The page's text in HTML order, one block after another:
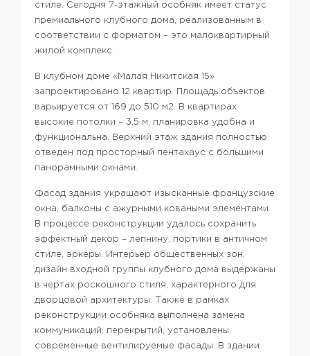
стиле. Сегодня 7-этажный особняк имеет статус
премиального клубного дома, реализованным в
соответствии с форматом – это малоквартирный
жилой комплекс.
В клубном доме «Малая Никитская 15»
запроектировано 12 квартир. Площадь объектов
варьируется от 169 до 510 м2. В квартирах
высокие потолки – 3,5 м, планировка удобна и
функциональна. Верхний этаж здания полностью
отведен под просторный пентахаус с большими
панорамными окнами.
Фасад здания украшают изысканные французские
окна, балконы с ажурными коваными элементами.
В процессе реконструкции удалось сохранить
эффектный декор – лепнину, портики в античном
стиле, эркеры. Интерьер общественных зон,
дизайн входной группы клубного дома выдержаны
в чертах роскошного стиля, характерного для
дворцовой архитектуры. Также в рамках
реконструкции особняка выполнена замена
коммуникаций, перекрытий, установлены
современные вентилируемые фасады. В здании